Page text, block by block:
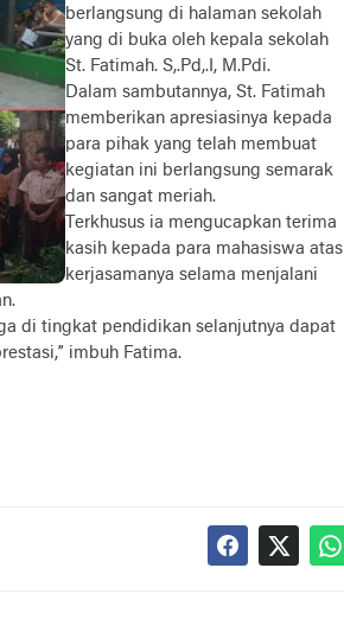
berlangsung di halaman sekolah
yang di buka oleh kepala sekolah
St. Fatimah. S,.Pd,.I, M.Pdi.
Dalam sambutannya, St. Fatimah
memberikan apresiasinya kepada
para pihak yang telah membuat
kegiatan ini berlangsung semarak
dan sangat meriah.
Terkhusus ia mengucapkan terima
kasih kepada para mahasiswa atas
kerjasamanya selama menjalani
di tingkat pendidikan selanjutnya dapat
imbuh Fatima.